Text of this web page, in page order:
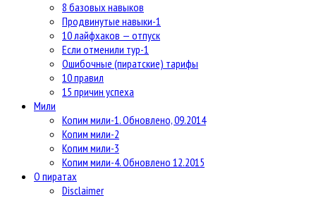
8 базовых навыков
Продвинутые навыки-1
10 лайфхаков — отпуск
Если отменили тур-1
Ошибочные (пиратские) тарифы
10 правил
15 причин успеха
Мили
Копим мили-1. Обновлено, 09.2014
Копим мили-2
Копим мили-3
Копим мили-4. Обновлено 12.2015
О пиратах
Disclaimer